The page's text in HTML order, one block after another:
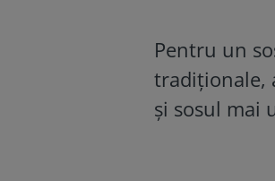
Pentru un
tradiționale,
și sosul mai